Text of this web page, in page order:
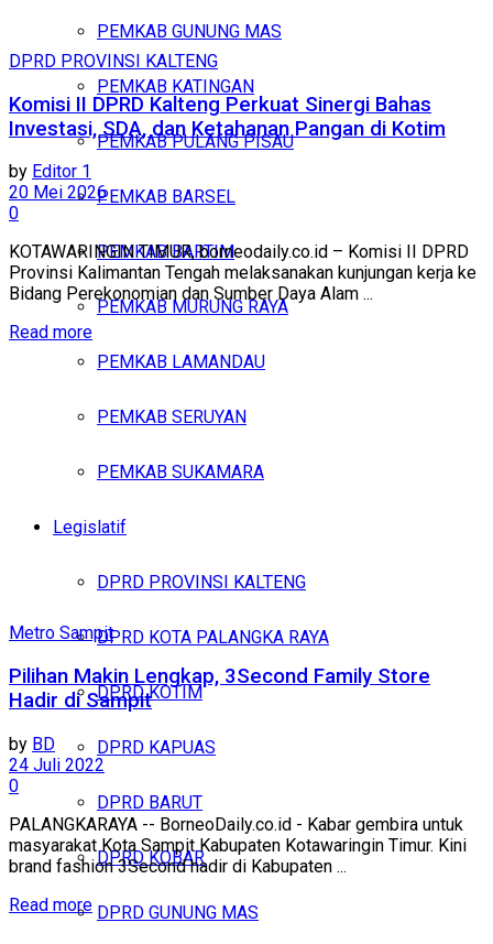
PEMKAB GUNUNG MAS
PEMKAB KATINGAN
PEMKAB PULANG PISAU
PEMKAB BARSEL
PEMKAB BARTIM
PEMKAB MURUNG RAYA
PEMKAB LAMANDAU
PEMKAB SERUYAN
PEMKAB SUKAMARA
Legislatif
DPRD PROVINSI KALTENG
DPRD KOTA PALANGKA RAYA
DPRD KOTIM
DPRD KAPUAS
DPRD BARUT
DPRD KOBAR
DPRD GUNUNG MAS
DPRD PROVINSI KALTENG
Komisi II DPRD Kalteng Perkuat Sinergi Bahas
Investasi, SDA, dan Ketahanan Pangan di Kotim
by Editor 1
20 Mei 2026
0
KOTAWARINGIN TIMUR, borneodaily.co.id – Komisi II DPRD
Provinsi Kalimantan Tengah melaksanakan kunjungan kerja ke
Bidang Perekonomian dan Sumber Daya Alam ...
Read more
Metro Sampit
Pilihan Makin Lengkap, 3Second Family Store
Hadir di Sampit
by BD
24 Juli 2022
0
PALANGKARAYA -- BorneoDaily.co.id - Kabar gembira untuk
masyarakat Kota Sampit Kabupaten Kotawaringin Timur. Kini
brand fashion 3Second hadir di Kabupaten ...
Read more